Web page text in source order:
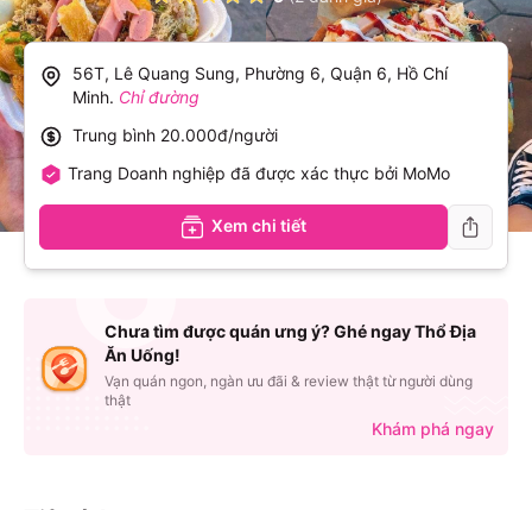
56T, Lê Quang Sung, Phường 6, Quận 6, Hồ Chí
Minh. Chỉ đường
Trung bình 20.000đ/người
Trang Doanh nghiệp đã được xác thực bởi MoMo
Xem chi tiết
Chưa tìm được quán ưng ý? Ghé ngay Thổ Địa
Ăn Uống!
Vạn quán ngon, ngàn ưu đãi & review thật từ người dùng
thật
Khám phá ngay